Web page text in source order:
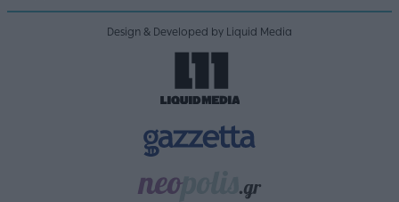
Design & Developed by Liquid Media